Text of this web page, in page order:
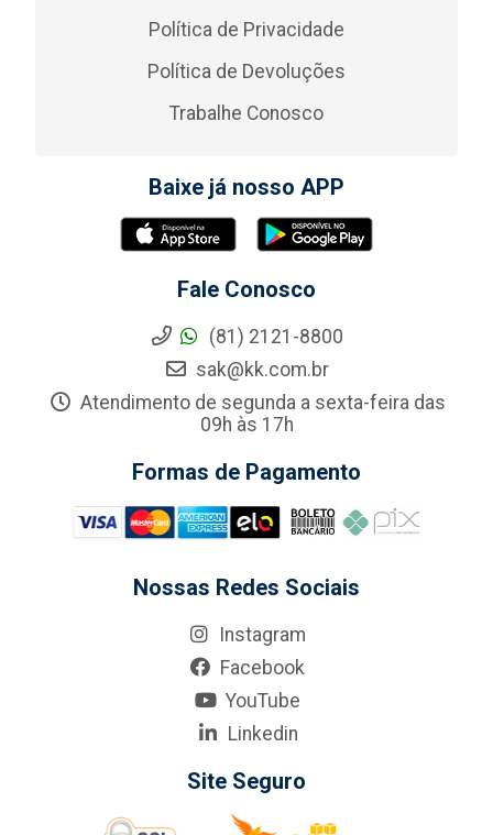
Política de Privacidade
Política de Devoluções
Trabalhe Conosco
Baixe já nosso APP
Fale Conosco
(81) 2121-8800
sak@kk.com.br
Atendimento de segunda a sexta-feira das
09h às 17h
Formas de Pagamento
Nossas Redes Sociais
Instagram
Facebook
YouTube
Linkedin
Site Seguro